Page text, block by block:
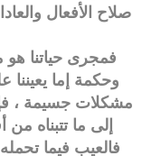
صلاح الأفعال
فمجرى حياتنا هو
وحكمة إما يعيننا
مشكلات جسيمة ،
إلى ما تتبناه من
فالعيب فيما